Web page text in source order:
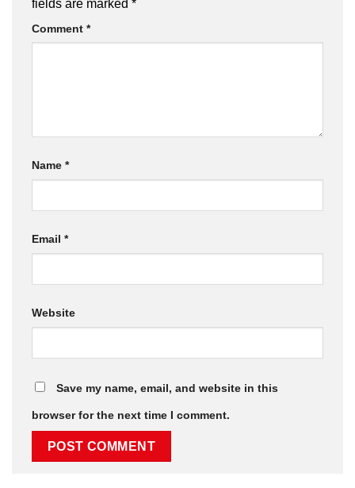
fields are marked *
Comment *
Name *
Email *
Website
Save my name, email, and website in this
browser for the next time I comment.